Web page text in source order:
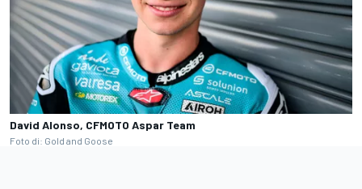
David Alonso, CFMOTO Aspar Team
Foto di: Gold and Goose